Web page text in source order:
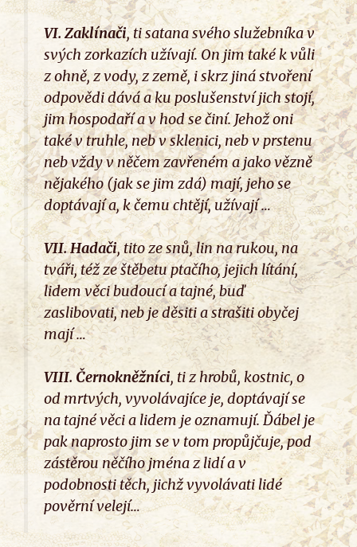
VI.Zaklínači, ti satana svého služebníka v
svých zorkazích užívají. On jim také k vůli
z ohně, z vody, z země, i skrz jiná stvoření
odpovědi dává a ku poslušenství jich stojí,
jim hospodaří a v hod se činí. Jehož oni
také v truhle, neb v sklenici, neb v prstenu
neb vždy v něčem zavřeném a jako vězně
nějakého (jak se jim zdá) mají, jeho se
doptávají a, k čemu chtějí, užívají …
VII.Hadači, tito ze snů, lin na rukou, na
tváři, též ze štěbetu ptačího, jejich lítání,
lidem věci budoucí a tajné, buď
zaslibovati, neb je děsiti a strašiti obyčej
mají …
VIII. Černokněžníci, ti z hrobů, kostnic, o
od mrtvých, vyvolávajíce je, doptávají se
na tajné věci a lidem je oznamují. Ďábel je
pak naprosto jim se v tom propůjčuje, pod
zástěrou něčího jména z lidí a v
podobnosti těch, jichž vyvolávati lidé
pověrní velejí…